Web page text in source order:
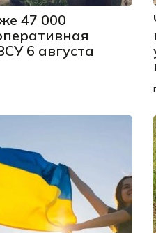
47 000
6 августа